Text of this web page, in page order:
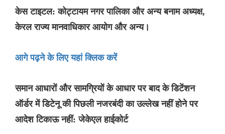
केस टाइटल: कोट्टायम नगर पालिका और अन्य बनाम अध्यक्ष,
केरल राज्य मानवाधिकार आयोग और अन्य।
आगे पढ़ने के लिए यहां क्लिक करें
समान आधारों और सामग्रियों के आधार पर बाद के डिटेंशन
ऑर्डर में डिटेनू की पिछली नजरबंदी का उल्लेख नहीं होने पर
आदेश टिकाऊ नहीं: जेकेएल हाईकोर्ट